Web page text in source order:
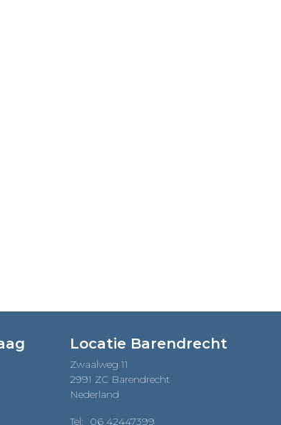
Locatie Barendrecht
Zwaalweg 11
2991 ZC Barendrecht
Nederland
Tel: 06 42447399